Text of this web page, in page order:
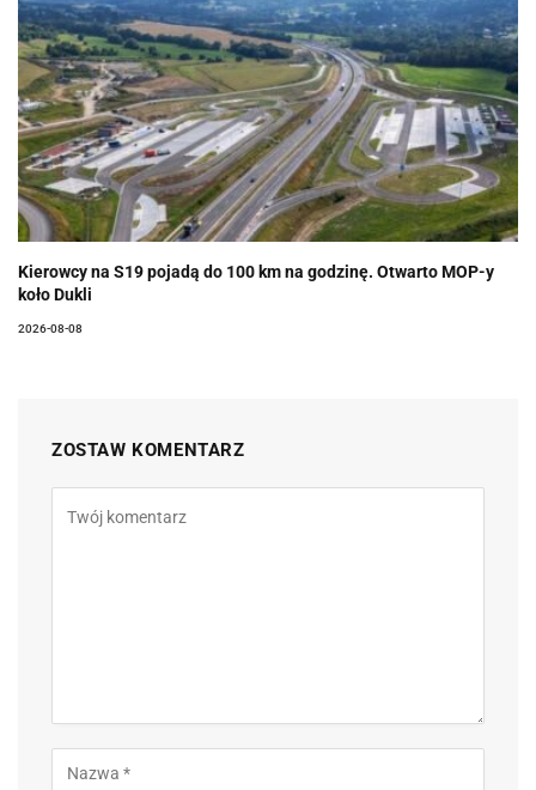
Kierowcy na S19 pojadą do 100 km na godzinę. Otwarto MOP-y
koło Dukli
2026-08-08
ZOSTAW KOMENTARZ